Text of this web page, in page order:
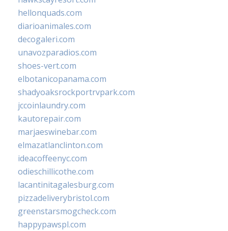
hellonquads.com
diarioanimales.com
decogaleri.com
unavozparadios.com
shoes-vert.com
elbotanicopanama.com
shadyoaksrockportrvpark.com
jccoinlaundry.com
kautorepair.com
marjaeswinebar.com
elmazatlanclinton.com
ideacoffeenyc.com
odieschillicothe.com
lacantinitagalesburg.com
pizzadeliverybristol.com
greenstarsmogcheck.com
happypawspl.com